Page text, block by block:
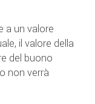
a un valore
il valore della
del buono
non verrà